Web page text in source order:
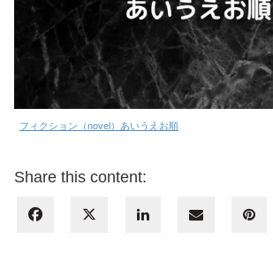
フィクション（novel）あいうえお順
Share this content: